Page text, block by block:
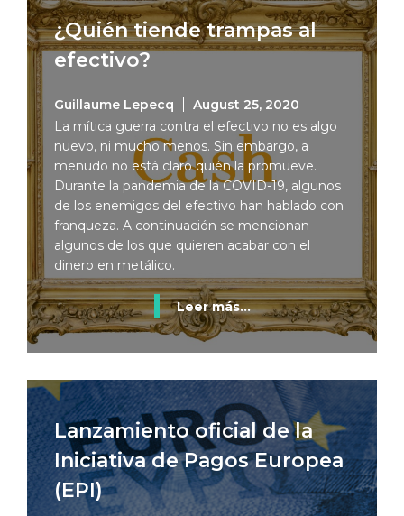
¿Quién tiende trampas al
efectivo?
Guillaume Lepecq
August 25, 2020
La mítica guerra contra el efectivo no es algo
nuevo, ni mucho menos. Sin embargo, a
menudo no está claro quién la promueve.
Durante la pandemia de la COVID-19, algunos
de los enemigos del efectivo han hablado con
franqueza. A continuación se mencionan
algunos de los que quieren acabar con el
dinero en metálico.
Leer más...
Lanzamiento oficial de la
Iniciativa de Pagos Europea
(EPI)